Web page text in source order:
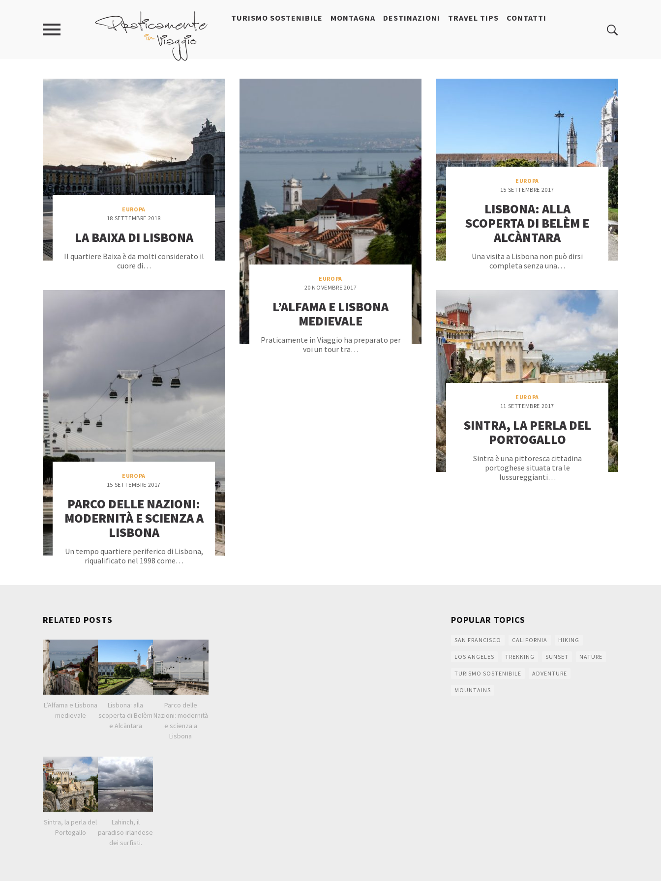
TURISMO SOSTENIBILE MONTAGNA DESTINAZIONI TRAVEL TIPS CONTATTI
EUROPA
18 SETTEMBRE 2018
LA BAIXA DI LISBONA
Il quartiere Baixa è da molti considerato il
cuore di…
EUROPA
20 NOVEMBRE 2017
L’ALFAMA E LISBONA
MEDIEVALE
Praticamente in Viaggio ha preparato per
voi un tour tra…
EUROPA
15 SETTEMBRE 2017
LISBONA: ALLA
SCOPERTA DI BELÈM E
ALCÀNTARA
Una visita a Lisbona non può dirsi
completa senza una…
EUROPA
15 SETTEMBRE 2017
PARCO DELLE NAZIONI:
MODERNITÀ E SCIENZA A
LISBONA
Un tempo quartiere periferico di Lisbona,
riqualificato nel 1998 come…
EUROPA
11 SETTEMBRE 2017
SINTRA, LA PERLA DEL
PORTOGALLO
Sintra è una pittoresca cittadina
portoghese situata tra le
lussureggianti…
RELATED POSTS
L’Alfama e Lisbona
medievale
Lisbona: alla
scoperta di Belèm
e Alcàntara
Parco delle
Nazioni: modernità
e scienza a
Lisbona
Sintra, la perla del
Portogallo
Lahinch, il
paradiso irlandese
dei surfisti.
POPULAR TOPICS
SAN FRANCISCO CALIFORNIA HIKING
LOS ANGELES TREKKING SUNSET NATURE
TURISMO SOSTENIBILE ADVENTURE
MOUNTAINS